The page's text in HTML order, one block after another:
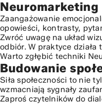
Zaangażowanie
opowieści, kontrasty,
Zwróć uwagę na układ
odbiór. W praktyce
Warto zgłębić techniki
Budowanie
Siła społeczności to nie
wzmacniają sygnały
Zaproś czytelników do